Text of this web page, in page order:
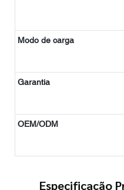
Modo de carga
Garantia
OEM/ODM
Especificação